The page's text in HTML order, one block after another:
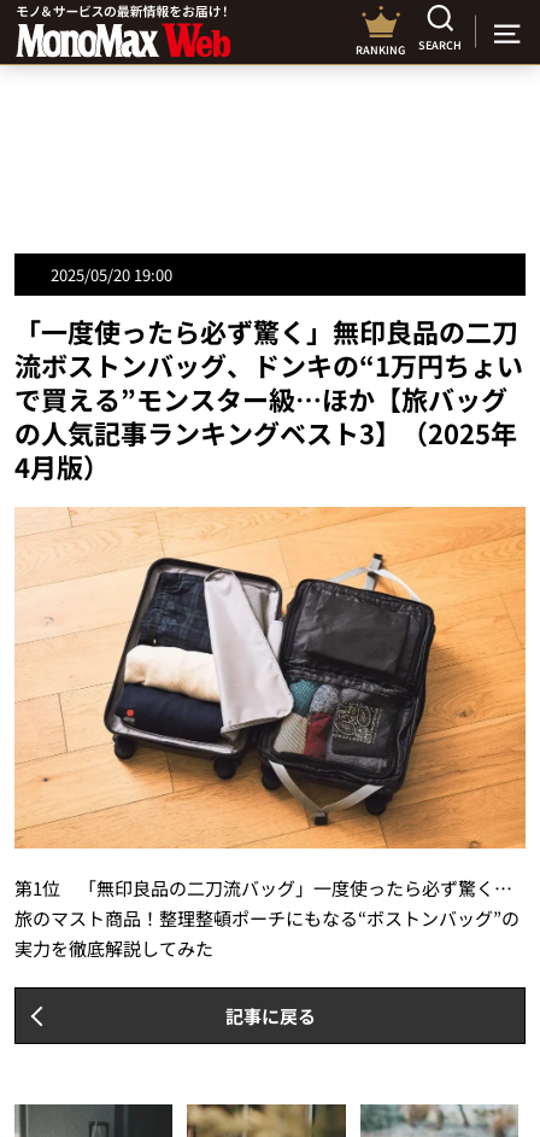
RANKING SEARCH
2025/05/20 19:00
「一度使ったら必ず驚く」無印良品の二刀
流ボストンバッグ、ドンキの“1万円ちょい
で買える”モンスター級…ほか【旅バッグ
の人気記事ランキングベスト3】（2025年
4月版）
第1位 「無印良品の二刀流バッグ」一度使ったら必ず驚く…
旅のマスト商品！整理整頓ポーチにもなる“ボストンバッグ”の
実力を徹底解説してみた
記事に戻る